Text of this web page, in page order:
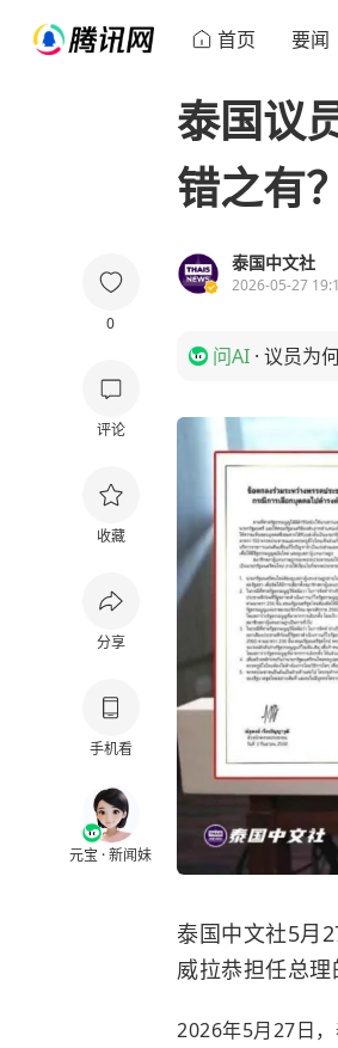
首页 要闻
0
评论
收藏
分享
手机看
元宝 · 新闻妹
泰国议
错之有？
泰国中文社
2026-05-27
问AI · 议员为
泰国中文社5月
威拉恭担任总
2026年5月27日